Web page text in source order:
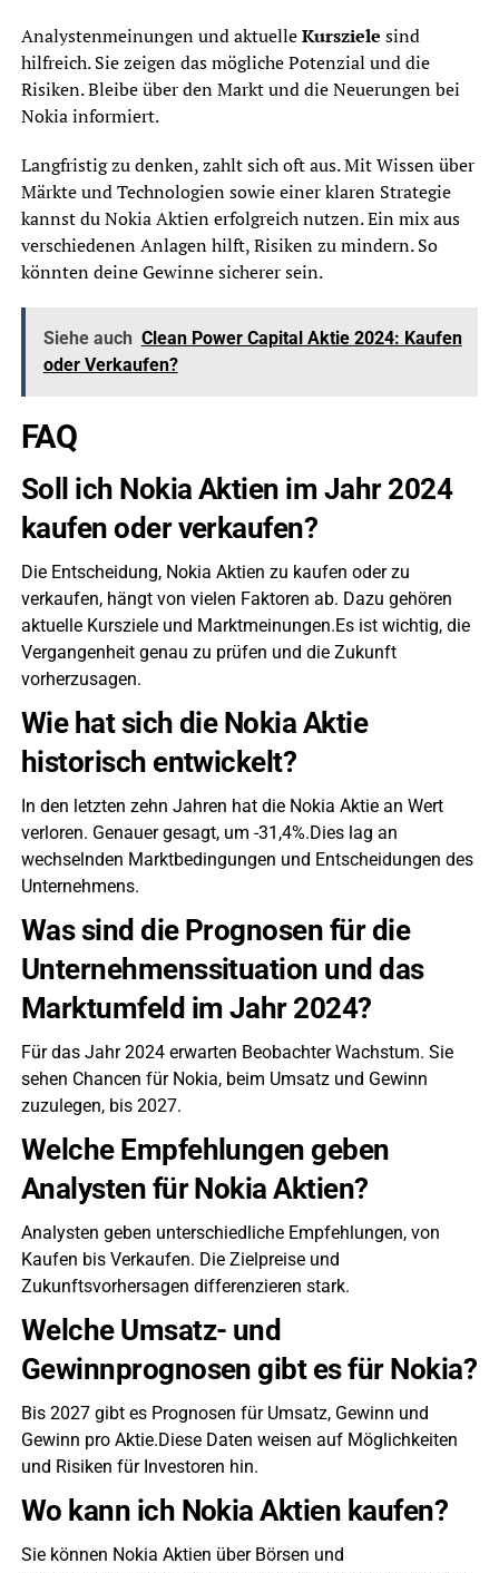
Analystenmeinungen und aktuelleKursziele sind
hilfreich. Sie zeigen das mögliche Potenzial und die
Risiken. Bleibe über den Markt und die Neuerungen bei
Nokia informiert.
Langfristig zu denken, zahlt sich oft aus. Mit Wissen über
Märkte und Technologien sowie einer klaren Strategie
kannst du Nokia Aktien erfolgreich nutzen. Ein mix aus
verschiedenen Anlagen hilft, Risiken zu mindern. So
könnten deine Gewinne sicherer sein.
Siehe auch Clean Power Capital Aktie 2024: Kaufen
oder Verkaufen?
FAQ
Soll ich Nokia Aktien im Jahr 2024
kaufen oder verkaufen?
Die Entscheidung, Nokia Aktien zu kaufen oder zu
verkaufen, hängt von vielen Faktoren ab. Dazu gehören
aktuelle Kursziele und Marktmeinungen.Es ist wichtig, die
Vergangenheit genau zu prüfen und die Zukunft
vorherzusagen.
Wie hat sich die Nokia Aktie
historisch entwickelt?
In den letzten zehn Jahren hat die Nokia Aktie an Wert
verloren. Genauer gesagt, um -31,4%.Dies lag an
wechselnden Marktbedingungen und Entscheidungen des
Unternehmens.
Was sind die Prognosen für die
Unternehmenssituation und das
Marktumfeld im Jahr 2024?
Für das Jahr 2024 erwarten Beobachter Wachstum. Sie
sehen Chancen für Nokia, beim Umsatz und Gewinn
zuzulegen, bis 2027.
Welche Empfehlungen geben
Analysten für Nokia Aktien?
Analysten geben unterschiedliche Empfehlungen, von
Kaufen bis Verkaufen. Die Zielpreise und
Zukunftsvorhersagen differenzieren stark.
Welche Umsatz- und
Gewinnprognosen gibt es für Nokia?
Bis 2027 gibt es Prognosen für Umsatz, Gewinn und
Gewinn pro Aktie.Diese Daten weisen auf Möglichkeiten
und Risiken für Investoren hin.
Wo kann ich Nokia Aktien kaufen?
Sie können Nokia Aktien über Börsen und